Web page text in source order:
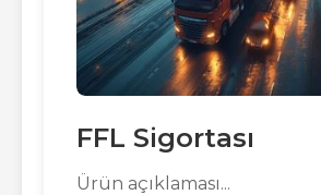
FFL Sigortası
Ürün açıklaması...